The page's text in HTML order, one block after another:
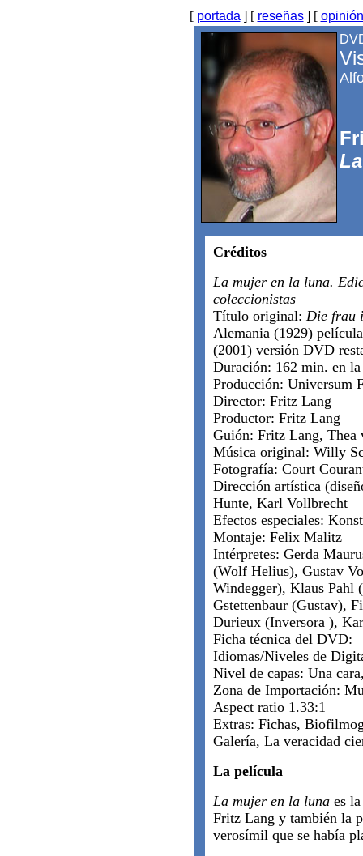
[ portada ] [ reseñas] [ opinión
Créditos
La mujer en la luna.
coleccionistas
Título original: Die frau
Alemania (1929)
(2001) versión DVD
Duración: 162 min. en
Producción: Universum
Director: Fritz Lang
Productor: Fritz Lang
Guión: Fritz Lang, Thea
Música original: Willy
Fotografía: Court
Dirección artística
Hunte, Karl Vollbrecht
Efectos especiales:
Montaje: Felix Malitz
Intérpretes: Gerda
(Wolf Helius), Gustav
Windegger), Klaus Pahl
Gstettenbaur (Gustav),
Durieux (Inversora ),
Ficha técnica del DVD:
Idiomas/Niveles de
Nivel de capas: Una
Zona de Importación:
Aspect ratio 1.33:1
Extras: Fichas,
Galería, La veracidad
La película
La mujer en la luna es
Fritz Lang y también la
verosímil que se había